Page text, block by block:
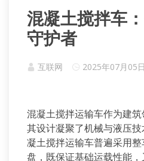
混凝土搅拌车
守护者
互联网 2025年07月05日
混凝土搅拌运输车作为建筑
其设计凝聚了机械与液压
凝土搅拌运输车普遍采用
盘，既保证基础运载性能